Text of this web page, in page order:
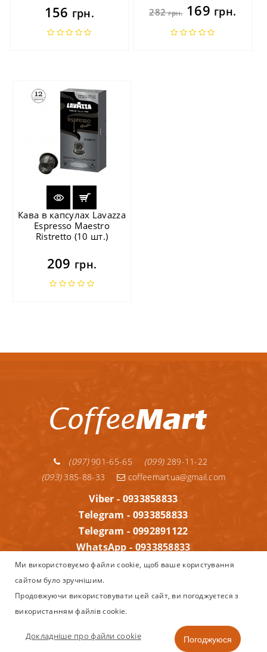
156 грн. 282грн.169 грн.
Кава в капсулах Lavazza
Espresso Maestro
Ristretto (10 шт.)
209 грн.
(097)901-65-65 (099)289-11-22
(093)385-88-33 coffeemartua@gmail.com
Viber - 0933858833
Telegram - 0933858833
Telegram - 0992891122
WhatsApp - 0933858833
Інформація
Copyright © 2013–2025
Nespresso, капсульної та зернової кави, кавоварок і аксесуарів
в Україні.
Ми використовуємо файли cookie, щоб ваше користування
сайтом було зручнішим.
Продовжуючи використовувати цей сайт, ви погоджуєтеся з
використанням файлів cookie.
Докладніше про файли cookie Погоджуюся